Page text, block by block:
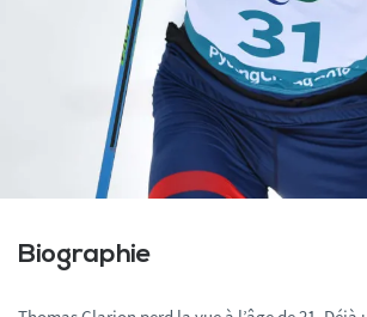
Biographie